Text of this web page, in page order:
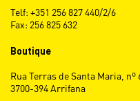
Telf: +351 256 827 440/2/6
Fax: 256 825 632
Boutique
Rua Terras de Santa Maria, nº
3700-394 Arrifana